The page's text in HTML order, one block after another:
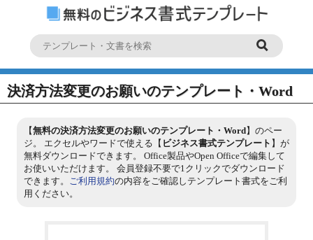
決済方法変更のお願いのテンプレート・Word
【無料の決済方法変更のお願いのテンプレート・Word】のペー
ジ。 エクセルやワードで使える【 ビジネス書式テンプレート 】が
無料ダウンロードできます。 Office製品やOpen Officeで編集して
お使いいただけます。 会員登録不要で1クリックでダウンロード
できます。 ご利用規約の内容をご確認しテンプレート書式をご利
用ください。